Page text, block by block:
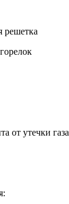
решетка
от утечки газа